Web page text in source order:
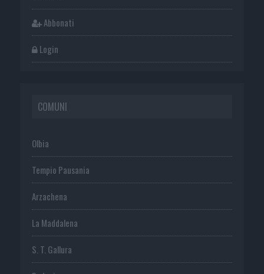
Abbonati
Login
COMUNI
Olbia
Tempio Pausania
Arzachena
La Maddalena
S. T. Gallura